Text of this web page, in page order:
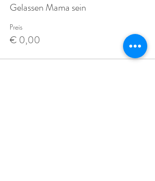
Gelassen Mama sein
Preis
€ 0,00